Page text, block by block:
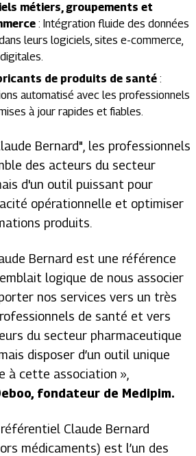
métiers, groupements et
: Intégration fluide des données
leurs logiciels, sites e-commerce,
de produits de santé :
automatisé avec les professionnels
à jour rapides et fiables.
Bernard" les professionnels
des acteurs du secteur
d'un outil puissant pour
opérationnelle et optimiser
produits.
Bernard est une référence
logique de nous associer
nos services vers un très
de santé et vers
du secteur pharmaceutique
disposer d’un outil unique
à cette association »,
fondateur de Medipim.
Claude Bernard
médicaments) est l’un des